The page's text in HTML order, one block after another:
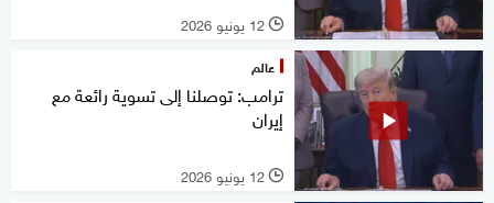
l 12 يونيو 2026
عالم
ترامب: توصلنا إلى تسوية رائعة مع
إيران
l 12 يونيو 2026